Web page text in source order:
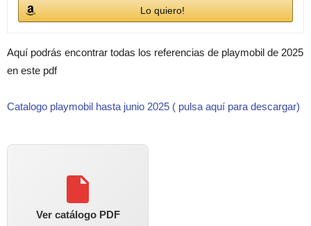
Lo quiero!
Aquí podrás encontrar todas los referencias de playmobil de 2025
en este pdf
Catalogo playmobil hasta junio 2025 ( pulsa aquí para descargar)
Ver catálogo PDF